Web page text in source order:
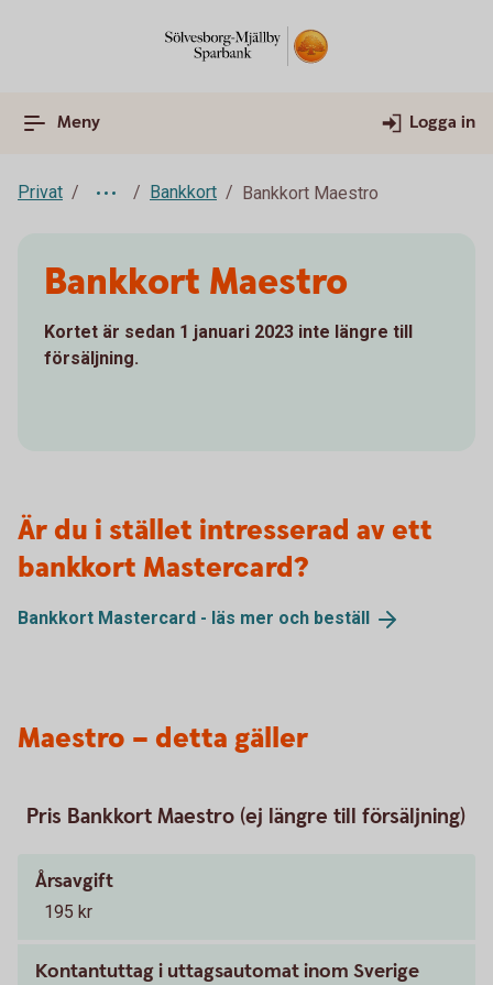
Meny Logga in
Privat Bankkort Bankkort Maestro
Bankkort Maestro
Kortet är sedan 1 januari 2023 inte längre till
försäljning.
Är du i stället intresserad av ett
bankkort Mastercard?
Bankkort Mastercard - läs mer och beställ
Maestro – detta gäller
Pris Bankkort Maestro (ej längre till försäljning)
Årsavgift
195 kr
Kontantuttag i uttagsautomat inom Sverige